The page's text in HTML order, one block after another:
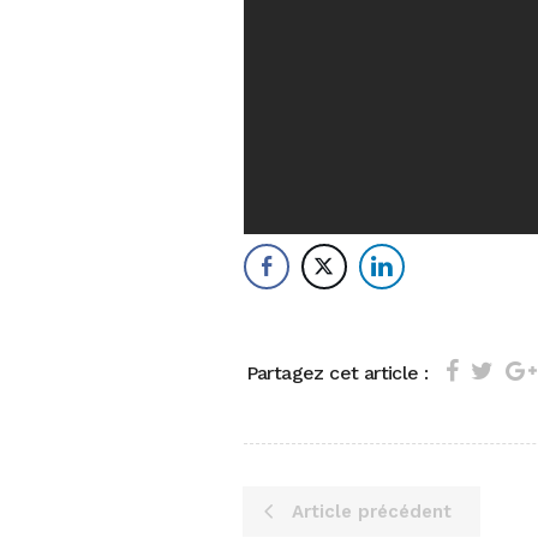
Partagez cet article :
Article précédent